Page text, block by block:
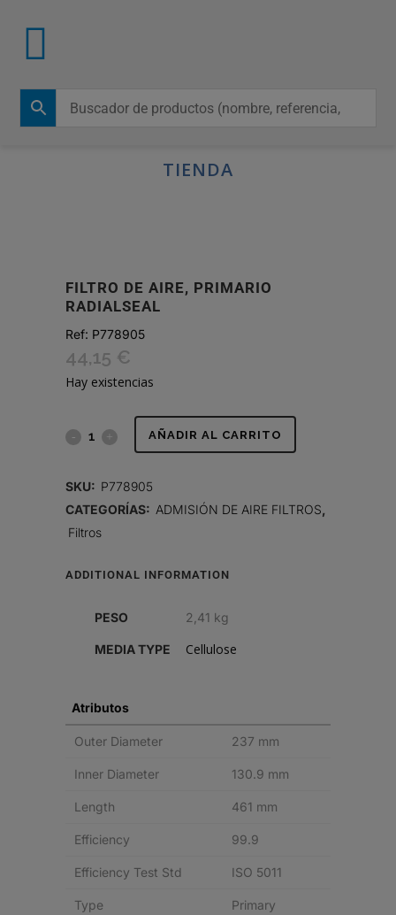
TIENDA
FILTRO DE AIRE, PRIMARIO
RADIALSEAL
Ref: P778905
44,15 €
Hay existencias
FILTRO
PRIMARIO
AÑADIR AL CARRITO
SKU: P778905
CATEGORÍAS: ADMISIÓN DE AIRE FILTROS
Filtros
ADDITIONAL INFORMATION
PESO 2,41 kg
MEDIA TYPE Cellulose
Atributos
Outer Diameter 237 mm
Inner Diameter 130.9 mm
Length 461 mm
Efficiency 99.9
Efficiency Test Std ISO 5011
Type Primary